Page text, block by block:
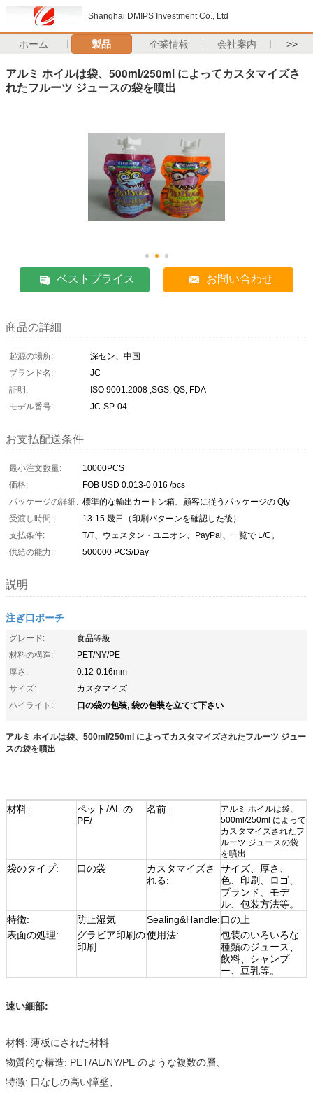
Shanghai DMIPS Investment Co., Ltd
ホーム 製品 企業情報 会社案内 >>
アルミ ホイルは袋、500ml/250ml によってカスタマイズさ
れたフルーツ ジュースの袋を噴出
ベストプライス お問い合わせ
商品の詳細
起源の場所:
深セン、中国
ブランド名:
JC
証明:
ISO 9001:2008 ,SGS, QS, FDA
モデル番号:
JC-SP-04
お支払配送条件
最小注文数量:
10000PCS
価格:
FOB USD 0.013-0.016 /pcs
パッケージの詳細: 標準的な輸出カートン箱、顧客に従うパッケージの Qty
受渡し時間:
13-15 幾日（印刷パターンを確認した後）
支払条件:
T/T、ウェスタン・ユニオン、PayPal、一覧で L/C。
供給の能力:
500000 PCS/Day
説明
注ぎ口ポーチ
グレード:
食品等級
材料の構造:
PET/NY/PE
厚さ:
0.12-0.16mm
サイズ:
カスタマイズ
ハイライト:
口の袋の包装, 袋の包装を立てて下さい
アルミ ホイルは袋、500ml/250ml によってカスタマイズされたフルーツ ジュー
スの袋を噴出
材料:
ペット/AL の
PE/
名前:
アルミ ホイルは袋、
500ml/250ml によって
カスタマイズされたフ
ルーツ ジュースの袋
を噴出
袋のタイプ: 口の袋
カスタマイズさ
れる:
サイズ、厚さ、
色、印刷、ロゴ、
ブランド、モデ
ル、包装方法等。
特徴:
防止湿気 Sealing&Handle:口の上
表面の処理:
グラビア印刷の
印刷
使用法:
包装のいろいろな
種類のジュース、
飲料、シャンプ
ー、豆乳等。
速い細部:
材料: 薄板にされた材料
物質的な構造: PET/AL/NY/PE のような複数の層、
特徴: 口なしの高い障壁、